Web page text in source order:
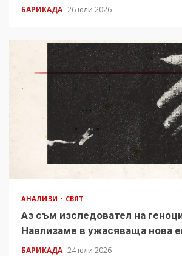
БАРИКАДА 26 юли 2026
АНАЛИЗИ СВЯТ
Аз съм изследовател на
Навлизаме в ужасяваща нова
БАРИКАДА 24 юли 2026